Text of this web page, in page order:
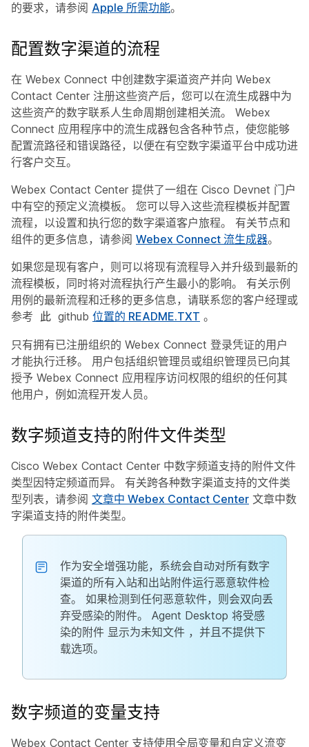
的要求，请参阅 Apple 所需功能。
配置数字渠道的流程
在 Webex Connect 中创建数字渠道资产并向 Webex
Contact Center 注册这些资产后，您可以在流生成器中为
这些资产的数字联系人生命周期创建相关流。 Webex
Connect 应用程序中的流生成器包含各种节点，使您能够
配置流路径和错误路径，以便在有空数字渠道平台中成功进
行客户交互。
Webex Contact Center 提供了一组在 Cisco Devnet 门户
中有空的预定义流模板。 您可以导入这些流程模板并配置
流程，以设置和执行您的数字渠道客户旅程。 有关节点和
组件的更多信息，请参阅 Webex Connect 流生成器。
如果您是现有客户，则可以将现有流程导入并升级到最新的
流程模板，同时将对流程执行产生最小的影响。 有关示例
用例的最新流程和迁移的更多信息，请联系您的客户经理或
参考
此 github 位置的 README.TXT 。
只有拥有已注册组织的 Webex Connect 登录凭证的用户
才能执行迁移。 用户包括组织管理员或组织管理员已向其
授予 Webex Connect 应用程序访问权限的组织的任何其
他用户，例如流程开发人员。
数字频道支持的附件文件类型
Cisco Webex Contact Center 中数字频道支持的附件文件
类型因特定频道而异。 有关跨各种数字渠道支持的文件类
型列表，请参阅 文章中 Webex Contact Center 文章中数
字渠道支持的附件类型。
作为安全增强功能，系统会自动对所有数字
渠道的所有入站和出站附件运行恶意软件检
查。 如果检测到任何恶意软件，则会双向丢
弃受感染的附件。 Agent Desktop 将受感
染的附件 显示为未知文件 ，并且不提供下
载选项。
数字频道的变量支持
Webex Contact Center 支持使用全局变量和自定义流变